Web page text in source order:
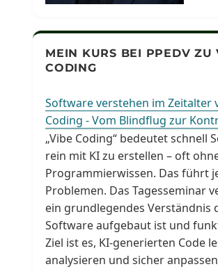
MEIN KURS BEI PPEDV ZU
CODING
Software verstehen im Zeitalter
Coding - Vom Blindflug zur
„Vibe Coding“ bedeutet schnell
rein mit KI zu erstellen – oft
Programmierwissen. Das führt
Problemen. Das Tagesseminar
ein grundlegendes Verständnis
Software aufgebaut ist und
Ziel ist es, KI-generierten Code
analysieren und sicher